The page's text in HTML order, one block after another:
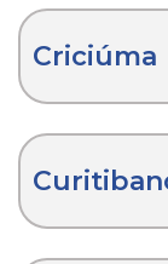
Criciúma